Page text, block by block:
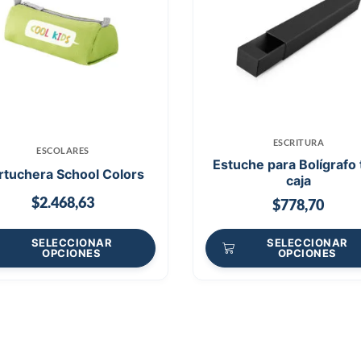
ESCOLARES
School Colors
$2.468,63
SELECCIONAR
OPCIONES
ESCRITURA
Estuche para Bolígrafo
caja
$778,70
SELECCIONAR
OPCIONES